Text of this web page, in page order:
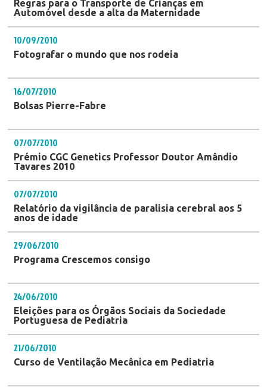
Regras para o Transporte de Crianças em
Automóvel desde a alta da Maternidade
10/09/2010
Fotografar o mundo que nos rodeia
16/07/2010
Bolsas Pierre-Fabre
07/07/2010
Prémio CGC Genetics Professor Doutor Amândio
Tavares 2010
07/07/2010
Relatório da vigilância de paralisia cerebral aos 5
anos de idade
29/06/2010
Programa Crescemos consigo
24/06/2010
Eleições para os Órgãos Sociais da Sociedade
Portuguesa de Pediatria
21/06/2010
Curso de Ventilação Mecânica em Pediatria